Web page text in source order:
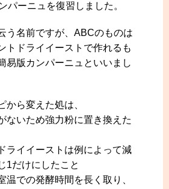
パーニュを復習しました。
う名前ですが、ABCのものは
トドライイーストで作れるも
易版カンパーニュといいまし
から変えた処は、
ないため強力粉に置き換えた
ライイーストは例によって減
1だけにしたこと
温での発酵時間を長く取り、